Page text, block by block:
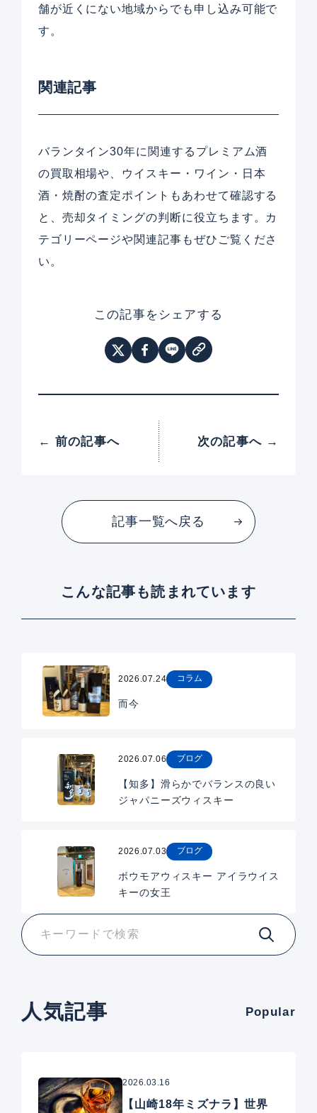
舗が近くにない地域からでも申し込み可能で
す。
関連記事
バランタイン30年に関連するプレミアム酒
の買取相場や、ウイスキー・ワイン・日本
酒・焼酎の査定ポイントもあわせて確認する
と、売却タイミングの判断に役立ちます。カ
テゴリーページや関連記事もぜひご覧くださ
い。
この記事をシェアする
← 前の記事へ 次の記事へ →
記事一覧へ戻る
こんな記事も読まれています
2026.07.24 コラム
而今
2026.07.06 ブログ
【知多】滑らかでバランスの良い
ジャパニーズウィスキー
2026.07.03 ブログ
ボウモアウィスキー アイラウイス
キーの女王
人気記事 Popular
2026.03.16
【山崎18年ミズナラ】世界